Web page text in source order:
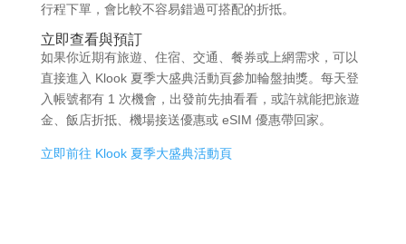
行程下單，會比較不容易錯過可搭配的折抵。
立即查看與預訂
如果你近期有旅遊、住宿、交通、餐券或上網需求，可以
直接進入 Klook 夏季大盛典活動頁參加輪盤抽獎。每天登
入帳號都有 1 次機會，出發前先抽看看，或許就能把旅遊
金、飯店折抵、機場接送優惠或 eSIM 優惠帶回家。
立即前往 Klook 夏季大盛典活動頁